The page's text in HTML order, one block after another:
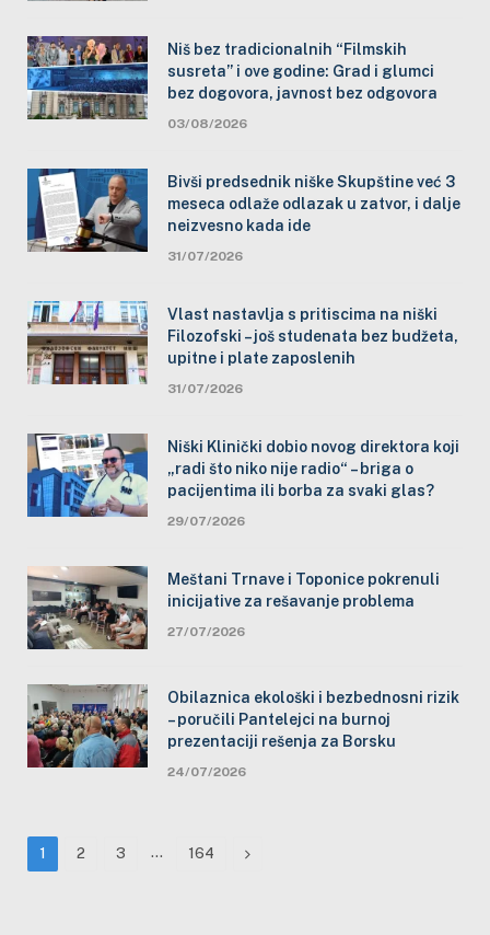
Niš bez tradicionalnih “Filmskih
susreta” i ove godine: Grad i glumci
bez dogovora, javnost bez odgovora
03/08/2026
Bivši predsednik niške Skupštine već 3
meseca odlaže odlazak u zatvor, i dalje
neizvesno kada ide
31/07/2026
Vlast nastavlja s pritiscima na niški
Filozofski – još studenata bez budžeta,
upitne i plate zaposlenih
31/07/2026
Niški Klinički dobio novog direktora koji
„radi što niko nije radio“ – briga o
pacijentima ili borba za svaki glas?
29/07/2026
Meštani Trnave i Toponice pokrenuli
inicijative za rešavanje problema
27/07/2026
Obilaznica ekološki i bezbednosni rizik
– poručili Pantelejci na burnoj
prezentaciji rešenja za Borsku
24/07/2026
1 2 3 … 164 Next